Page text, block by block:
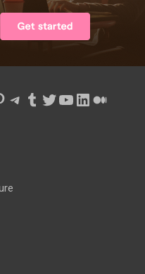
Telegram
Tumblr
Twitter
YouTube
LinkedIn
Medium